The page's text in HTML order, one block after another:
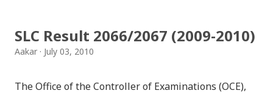
SLC Result 2066/2067 (2009-2010)
Aakar July 03, 2010
The Office of the Controller of Examinations (OCE),